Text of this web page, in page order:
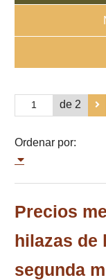
de 2
Ordenar por:
Precios
hilazas de
segunda